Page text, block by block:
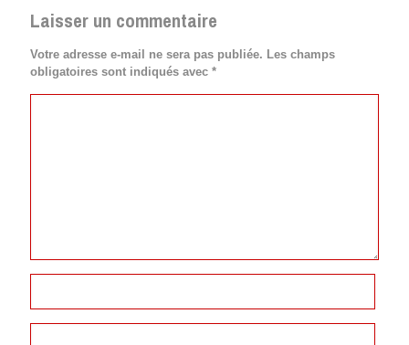
Laisser un commentaire
Votre adresse e-mail ne sera pas publiée. Les champs
obligatoires sont indiqués avec *